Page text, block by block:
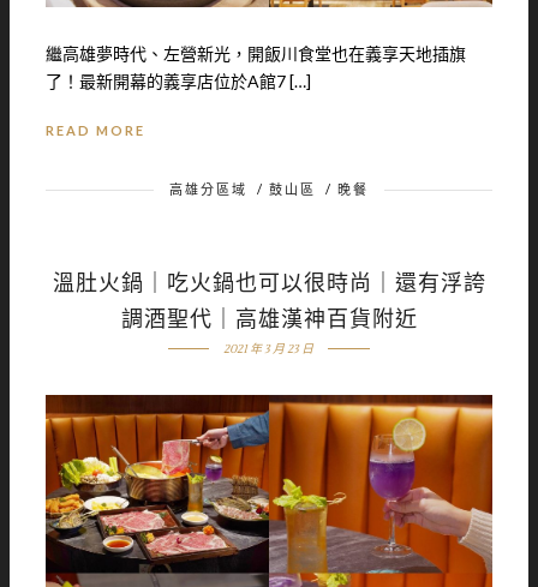
繼高雄夢時代、左營新光，開飯川食堂也在義享天地插旗
了！最新開幕的義享店位於A館7 […]
READ MORE
高雄分區域 / 鼓山區 / 晚餐
溫肚火鍋｜吃火鍋也可以很時尚｜還有浮誇
調酒聖代｜高雄漢神百貨附近
2021 年 3 月 23 日